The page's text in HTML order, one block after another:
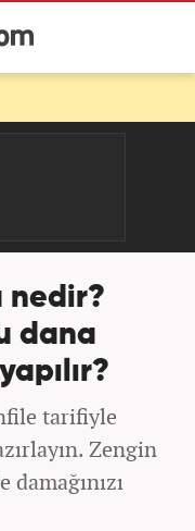
nedir?
dana
tarifiyle
Zengin